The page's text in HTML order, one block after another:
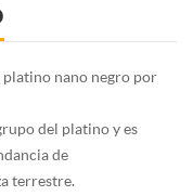
nano negro por
del platino y es
de
terrestre.